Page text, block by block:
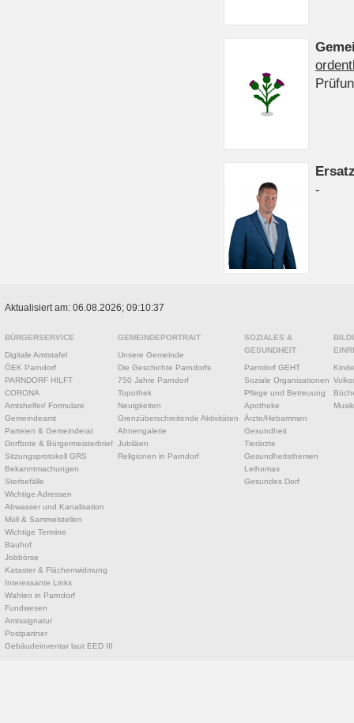
-
Aktualisiert am: 06.08.2026; 09:10:37
BÜRGERSERVICE
Digitale Amtstafel
ÖEK Parndorf
PARNDORF HILFT
CORONA
Amtshelfer/ Formulare
Gemeindeamt
Parteien & Gemeinderat
Dorfbote & Bürgermeisterbrief
Sitzungsprotokoll GRS
Bekanntmachungen
Sterbefälle
Wichtige Adressen
Abwasser und Kanalisation
Müll & Sammelstellen
Wichtige Termine
Bauhof
Jobbörse
Kataster & Flächenwidmung
Interessante Links
Wahlen in Parndorf
Fundwesen
Amtssignatur
Postpartner
Gebäudeinventar laut EED III
GEMEINDEPORTRAIT
Unsere Gemeinde
Die Geschichte Parndorfs
750 Jahre Parndorf
Topothek
Neuigkeiten
Grenzüberschreitende Aktivitäten
Ahnengalerie
Jubiläen
Religionen in Parndorf
SOZIALES &
GESUNDHEIT
Parndorf GEHT
Soziale Organisationen
Pflege und Betreuung
Apotheke
Ärzte/Hebammen
Gesundheit
Tierärzte
Gesundheitsthemen
Leihomas
Gesundes Dorf